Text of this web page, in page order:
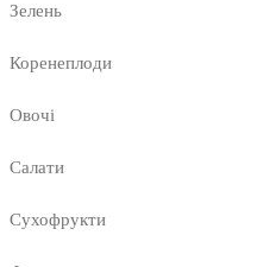
Зелень
Коренеплоди
Овочі
Салати
Сухофрукти